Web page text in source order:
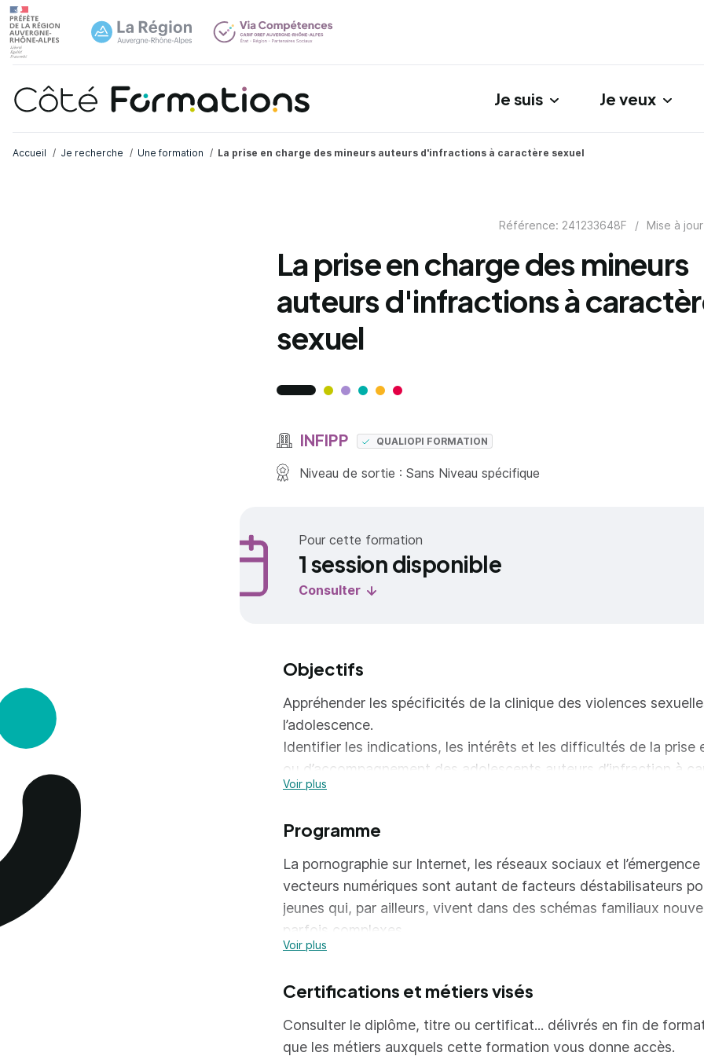
Je suis Je veux
Accueil Je recherche Une formation La prise en charge des mineurs auteurs d'infractions à caractère sexuel
Référence: 241233648F / Mise à
La prise en charge des mineurs
auteurs d'infractions à
sexuel
INFIPP QUALIOPI FORMATION
Niveau de sortie : Sans Niveau spécifique
Pour cette formation
1 session disponible
Consulter
Objectifs
Appréhender les spécificités de la clinique des violences
l’adolescence.
Identifier les indications, les intérêts et les difficultés de la prise
ou d’accompagnement des adolescents auteurs d’infraction à
sexuel.
Voir plus
Programme
La pornographie sur Internet, les réseaux sociaux et l’émergence
vecteurs numériques sont autant de facteurs déstabilisateurs
jeunes qui, par ailleurs, vivent dans des schémas familiaux
parfois complexes.
L’hypersexualisation des adolescents et la sexualisation de plus
cliniciens et les acteurs de l’accompagnement socio-éducatif à
leur positionnement professionnel et leur pratique.
Acquérir des modèles de compréhension de l’adolescence :
Voir plus
Certifications et métiers visés
Consulter le diplôme, titre ou certificat... délivrés en fin de
que les métiers auxquels cette formation vous donne accès.